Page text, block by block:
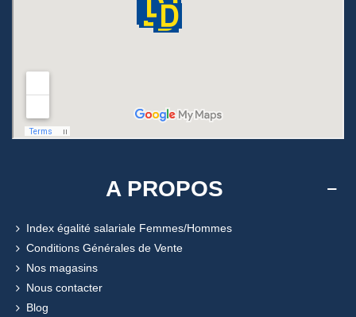
A PROPOS
Index égalité salariale Femmes/Hommes
Conditions Générales de Vente
Nos magasins
Nous contacter
Blog